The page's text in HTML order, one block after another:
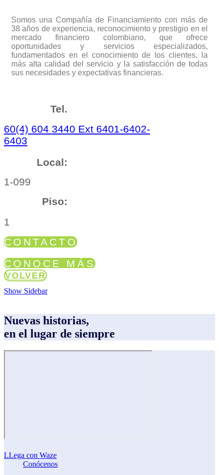
Somos una Compañía de Financiamiento con más de
38 años de experiencia, reconocimiento y prestigio en el
mercado financiero colombiano, que ofrece
oportunidades y servicios especializados,
fundamentados en el conocimiento de los clientes, la
más alta calidad del servicio y la satisfacción de todas
sus necesidades y expectativas financieras.
Tel.
60(4) 604 3440 Ext 6401-6402-
6403
Local:
1-099
Piso:
1
CONTACTO
CONOCE MÁS
VOLVER
Show Sidebar
Nuevas historias,
en el lugar de siempre
LLega con Waze
Conócenos